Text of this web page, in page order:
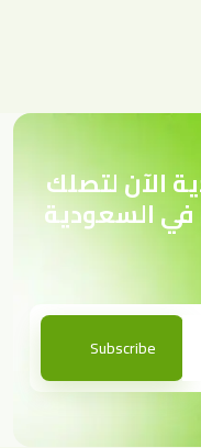
الآن لتصلك
في السعودية
Subscribe